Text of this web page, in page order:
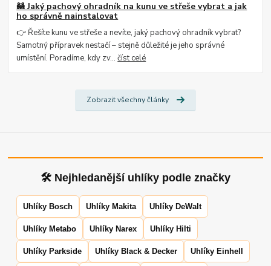
🦝 Jaký pachový ohradník na kunu ve střeše vybrat a jak
ho správně nainstalovat
👉 Řešíte kunu ve střeše a nevíte, jaký pachový ohradník vybrat?
Samotný přípravek nestačí – stejně důležité je jeho správné
umístění. Poradíme, kdy zv...číst celé
Zobrazit všechny články
🛠 Nejhledanější uhlíky podle značky
Uhlíky Bosch Uhlíky Makita Uhlíky DeWalt
Uhlíky Metabo Uhlíky Narex Uhlíky Hilti
Uhlíky Parkside Uhlíky Black & Decker Uhlíky Einhell